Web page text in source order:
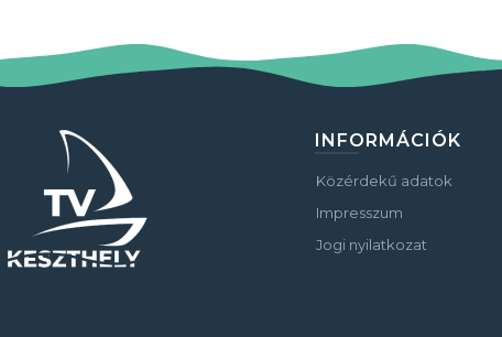
INFORMÁCIÓK
Közérdekű adatok
Impresszum
Jogi nyilatkozat